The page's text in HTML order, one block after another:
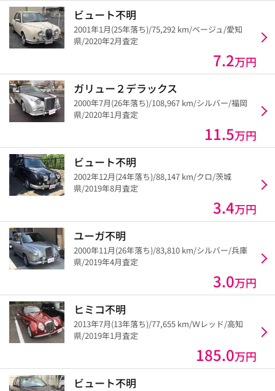
ビュート不明
2001年1月(25年落ち)/75,292 km/ベージュ/愛知
県/2020年2月査定
7.2万円
ガリュー２デラックス
2000年7月(26年落ち)/108,967 km/シルバー/福岡
県/2020年1月査定
11.5万円
ビュート不明
2002年12月(24年落ち)/88,147 km/クロ/茨城
県/2019年8月査定
3.4万円
ユーガ不明
2000年11月(26年落ち)/83,810 km/シルバー/兵庫
県/2019年4月査定
3.0万円
ヒミコ不明
2013年7月(13年落ち)/77,655 km/Ｗレッド/高知
県/2019年1月査定
185.0万円
ビュート不明